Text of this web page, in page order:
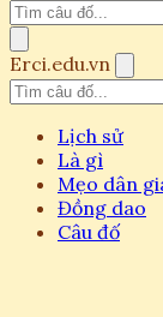
Erci.edu.vn
Lịch sử
Là gì
Mẹo dân
Đồng dao
Câu đố